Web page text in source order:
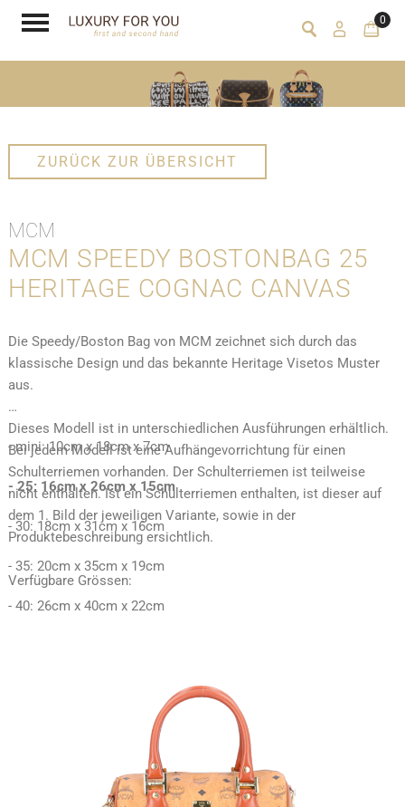
0
ZURÜCK ZUR ÜBERSICHT
MCM
MCM SPEEDY BOSTONBAG 25
HERITAGE COGNAC CANVAS
Die Speedy/Boston Bag von MCM zeichnet sich durch das
klassische Design und das bekannte Heritage Visetos Muster
aus.
Dieses Modell ist in unterschiedlichen Ausführungen erhältlich.
Bei jedem Modell ist eine Aufhängevorrichtung für einen
Schulterriemen vorhanden. Der Schulterriemen ist teilweise
nicht enthalten. Ist ein Schulterriemen enthalten, ist dieser auf
dem 1. Bild der jeweiligen Variante, sowie in der
Produktebeschreibung ersichtlich.
Verfügbare Grössen:
- mini: 10cm x 18cm x 7cm
- 25: 16cm x 26cm x 15cm
- 30: 18cm x 31cm x 16cm
- 35: 20cm x 35cm x 19cm
- 40: 26cm x 40cm x 22cm